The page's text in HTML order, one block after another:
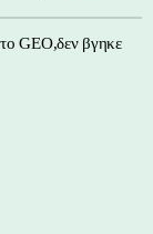
GEO,δεν βγηκε